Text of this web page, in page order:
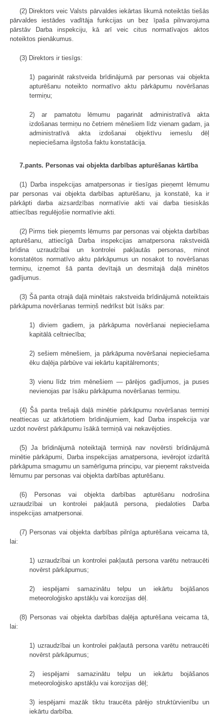
(2) Direktors veic Valsts pārvaldes iekārtas likumā noteiktās tiešās
pārvaldes iestādes vadītāja funkcijas un bez īpaša pilnvarojuma
pārstāv Darba inspekciju, kā arī veic citus normatīvajos aktos
noteiktos pienākumus.
(3) Direktors ir tiesīgs:
1) pagarināt rakstveida brīdinājumā par personas vai objekta
apturēšanu noteikto normatīvo aktu pārkāpumu novēršanas
termiņu;
2) ar pamatotu lēmumu pagarināt administratīvā akta
izdošanas termiņu no četriem mēnešiem līdz vienam gadam, ja
administratīvā akta izdošanai objektīvu iemeslu dēļ
nepieciešama ilgstoša faktu konstatācija.
7.pants. Personas vai objekta darbības apturēšanas kārtība
(1) Darba inspekcijas amatpersonas ir tiesīgas pieņemt lēmumu
par personas vai objekta darbības apturēšanu, ja konstatē, ka ir
pārkāpti darba aizsardzības normatīvie akti vai darba tiesiskās
attiecības regulējošie normatīvie akti.
(2) Pirms tiek pieņemts lēmums par personas vai objekta darbības
apturēšanu, attiecīgā Darba inspekcijas amatpersona rakstveidā
brīdina uzraudzībai un kontrolei pakļautās personas, minot
konstatētos normatīvo aktu pārkāpumus un nosakot to novēršanas
termiņu, izņemot šā panta devītajā un desmitajā daļā minētos
gadījumus.
(3) Šā panta otrajā daļā minētais rakstveida brīdinājumā noteiktais
pārkāpuma novēršanas termiņš nedrīkst būt īsāks par:
1) diviem gadiem, ja pārkāpuma novēršanai nepieciešama
kapitālā celtniecība;
2) sešiem mēnešiem, ja pārkāpuma novēršanai nepieciešama
ēku daļēja pārbūve vai iekārtu kapitālremonts;
3) vienu līdz trim mēnešiem — pārējos gadījumos, ja puses
nevienojas par īsāku pārkāpuma novēršanas termiņu.
(4) Šā panta trešajā daļā minētie pārkāpumu novēršanas termiņi
neattiecas uz atkārtotiem brīdinājumiem, kad Darba inspekcija var
uzdot novērst pārkāpumu īsākā termiņā vai nekavējoties.
(5) Ja brīdinājumā noteiktajā termiņā nav novērsti brīdinājumā
minētie pārkāpumi, Darba inspekcijas amatpersona, ievērojot izdarītā
pārkāpuma smagumu un samērīguma principu, var pieņemt rakstveida
lēmumu par personas vai objekta darbības apturēšanu.
(6) Personas vai objekta darbības apturēšanu nodrošina
uzraudzībai un kontrolei pakļautā persona, piedaloties Darba
inspekcijas amatpersonai.
(7) Personas vai objekta darbības pilnīga apturēšana veicama tā,
lai:
1) uzraudzībai un kontrolei pakļautā persona varētu netraucēti
novērst pārkāpumus;
2) iespējami samazinātu telpu un iekārtu bojāšanos
meteoroloģisko apstākļu vai korozijas dēļ.
(8) Personas vai objekta darbības daļēja apturēšana veicama tā,
lai:
1) uzraudzībai un kontrolei pakļautā persona varētu netraucēti
novērst pārkāpumus;
2) iespējami samazinātu telpu un iekārtu bojāšanos
meteoroloģisko apstākļu vai korozijas dēļ;
3) iespējami mazāk tiktu traucēta pārējo struktūrvienību un
iekārtu darbība.